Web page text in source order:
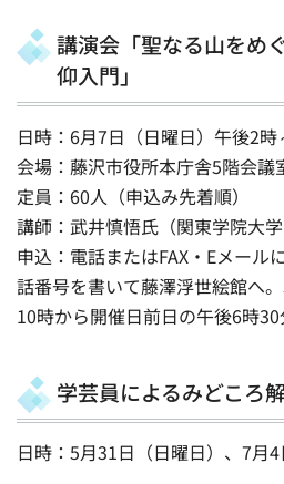
講演会「聖なる山をめ
仰入門」
日時：6月7日（日曜日）午後2
会場：藤沢市役所本庁舎5階会議
定員：60人（申込み先着順）
講師：武井慎悟氏（関東学院大学
申込：電話またはFAX・Eメール
話番号を書いて藤澤浮世絵館へ
10時から開催日前日の午後6時30
学芸員によるみどころ
日時：5月31日（日曜日）、7月4